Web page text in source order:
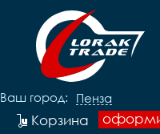
Ваш город: Пенза
Корзина